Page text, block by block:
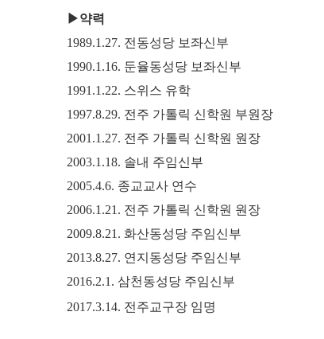
▶약력
1989.1.27. 전동성당 보좌신부
1990.1.16. 둔율동성당 보좌신부
1991.1.22. 스위스 유학
1997.8.29. 전주 가톨릭 신학원 부원장
2001.1.27. 전주 가톨릭 신학원 원장
2003.1.18. 솔내 주임신부
2005.4.6. 종교교사 연수
2006.1.21. 전주 가톨릭 신학원 원장
2009.8.21. 화산동성당 주임신부
2013.8.27. 연지동성당 주임신부
2016.2.1. 삼천동성당 주임신부
2017.3.14. 전주교구장 임명